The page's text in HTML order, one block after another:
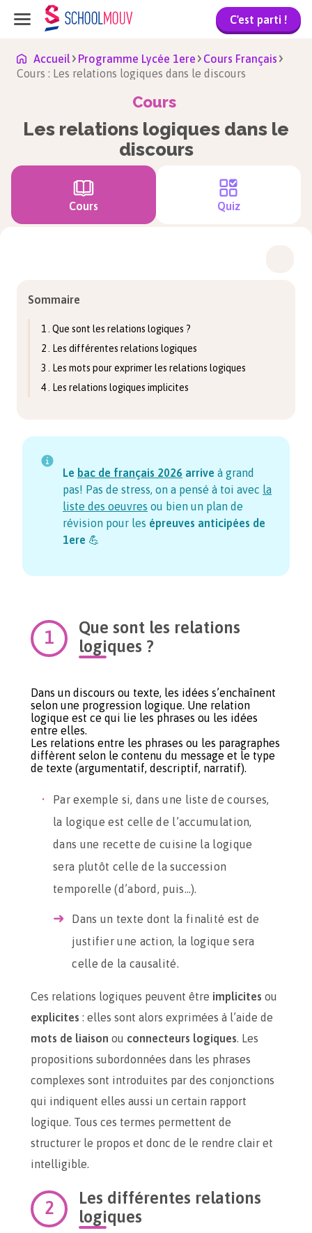
C'est parti !
Accueil Programme Lycée 1ere
Cours Français
Cours : Les relations logiques dans le discours
Cours
Les relations logiques dans le
discours
Cours Quiz
Sommaire
1 . Que sont les relations logiques ?
2 . Les différentes relations logiques
3 . Les mots pour exprimer les relations logiques
4 . Les relations logiques implicites
Le bac de français 2026 arrive à grand
pas! Pas de stress, on a pensé à toi avec la
liste des oeuvres ou bien un plan de
révision pour les épreuves anticipées de
1ere 💪
Que sont les relations
logiques ?
Dans un discours ou texte, les idées s’enchaînent
selon une progression logique. Une relation
logique est ce qui lie les phrases ou les idées
entre elles.
Les relations entre les phrases ou les paragraphes
diffèrent selon le contenu du message et le type
de texte (argumentatif, descriptif, narratif).
Par exemple si, dans une liste de courses,
la logique est celle de l’accumulation,
dans une recette de cuisine la logique
sera plutôt celle de la succession
temporelle (d’abord, puis…).
Dans un texte dont la finalité est de
justifier une action, la logique sera
celle de la causalité.
Ces relations logiques peuvent être implicites ou
explicites : elles sont alors exprimées à l’aide de
mots de liaison ou connecteurs logiques. Les
propositions subordonnées dans les phrases
complexes sont introduites par des conjonctions
qui indiquent elles aussi un certain rapport
logique. Tous ces termes permettent de
structurer le propos et donc de le rendre clair et
intelligible.
Les différentes relations
logiques